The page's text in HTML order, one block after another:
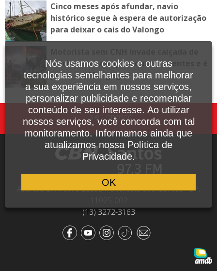
Cinco meses após afundar, navio
histórico segue à espera de autorização
para deixar o cais do Valongo
lanchonete, atropela quatro clientes e é
preso em Mongaguá
Fale Conosco
Avenida Dr. Pedro Lessa, 1640, sala 809, Santos - SP,
(13) 3272-3163
Nós usamos cookies e outras
tecnologias semelhantes para melhorar
a sua experiência em nossos serviços,
personalizar publicidade e recomendar
conteúdo de seu interesse. Ao utilizar
nossos serviços, você concorda com tal
monitoramento. Informamos ainda que
atualizamos nossa Política de
Privacidade.
OK